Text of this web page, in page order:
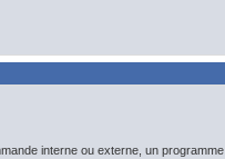
interne ou externe, un programme